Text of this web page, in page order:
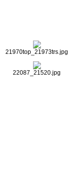
21970top_21973trs.jpg
22087_21520.jpg